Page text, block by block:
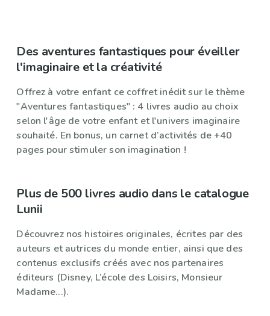
Des aventures fantastiques pour éveiller
l'imaginaire et la créativité
Offrez à votre enfant ce coffret inédit sur le thème
"Aventures fantastiques" : 4 livres audio au choix
selon l'âge de votre enfant et l'univers imaginaire
souhaité. En bonus, un carnet d’activités de +40
pages pour stimuler son imagination !
Plus de 500 livres audio dans le catalogue
Lunii
Découvrez nos histoires originales, écrites par des
auteurs et autrices du monde entier, ainsi que des
contenus exclusifs créés avec nos partenaires
éditeurs (Disney, L’école des Loisirs, Monsieur
Madame...).